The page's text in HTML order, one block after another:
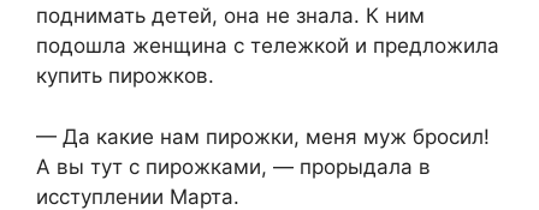
поднимать детей, она не знала. К ним
подошла женщина с тележкой и предложила
купить пирожков.
— Да какие нам пирожки, меня муж бросил!
А вы тут с пирожками, — прорыдала в
исступлении Марта.